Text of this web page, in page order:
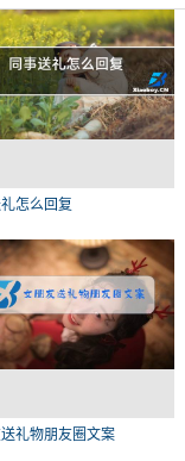
怎么回复
礼物朋友圈文案